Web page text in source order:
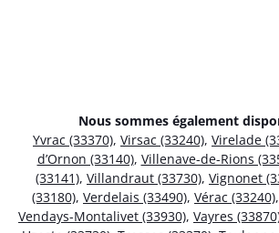
Nous sommes également
Yvrac (33370), Virsac (33240), Virelade
d’Ornon (33140), Villenave-de-Rions
(33141), Villandraut (33730), Vignonet
(33180), Verdelais (33490), Vérac (33240),
Vendays-Montalivet (33930), Vayres